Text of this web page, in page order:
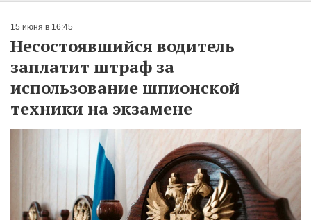
15 июня в 16:45
Несостоявшийся водитель
заплатит штраф за
использование шпионской
техники на экзамене